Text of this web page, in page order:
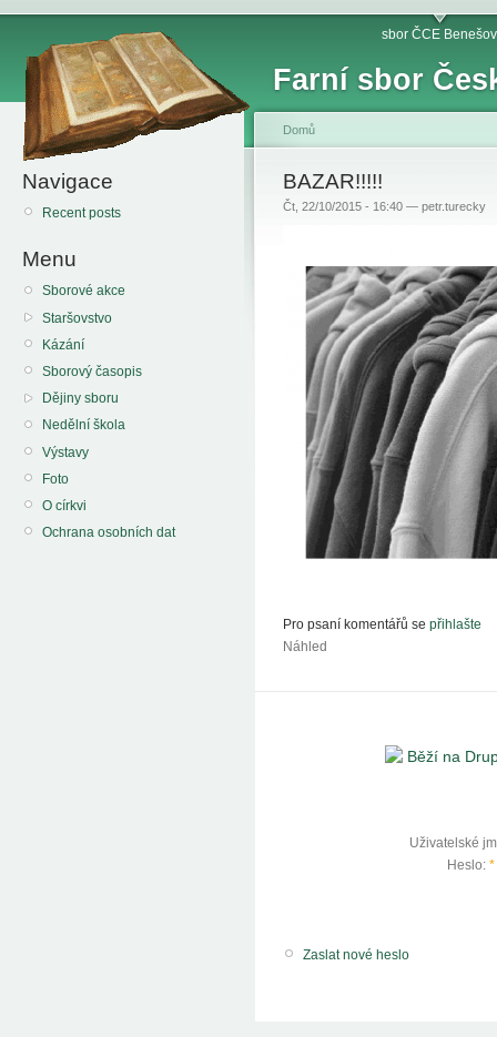
Farní sbor
sbor ČCE Benešov
Navigace
Recent posts
Menu
Sborové akce
Staršovstvo
Kázání
Sborový časopis
Dějiny sboru
Nedělní škola
Výstavy
Foto
O církvi
Ochrana osobních dat
Domů
BAZAR!!!!!
Čt, 22/10/2015 - 16:40 — petr.turecky
Pro psaní komentářů se přihlašte
Náhled
Uživatelské
Heslo: *
Zaslat nové heslo